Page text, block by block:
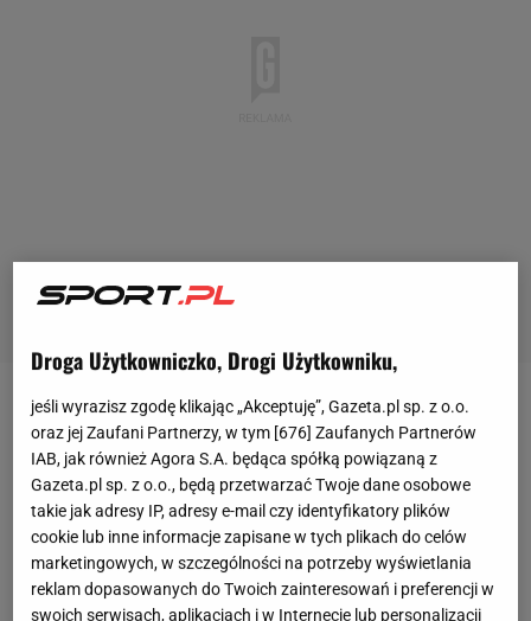
Mbappe po transferze doRealu Madrytjest głównie
krytykowany. Francuski gwiazdor nie okazał się na
razie tak wielkim wzmocnieniem jak tego
oczekiwano. SamRealgra kiepsko. Do tego doszedł
domniemany konflikt z Didierem Deschampsem -
choć selekcjoner reprezentacji Francji zapewnia, że
Droga Użytkowniczko, Drogi Użytkowniku,
jeśli wyrazisz zgodę klikając „Akceptuję”, Gazeta.pl sp. z o.o.
oraz jej Zaufani Partnerzy, w tym [676] Zaufanych Partnerów
IAB, jak również Agora S.A. będąca spółką powiązaną z
Gazeta.pl sp. z o.o., będą przetwarzać Twoje dane osobowe
takie jak adresy IP, adresy e-mail czy identyfikatory plików
cookie lub inne informacje zapisane w tych plikach do celów
marketingowych, w szczególności na potrzeby wyświetlania
reklam dopasowanych do Twoich zainteresowań i preferencji w
swoich serwisach, aplikacjach i w Internecie lub personalizacji